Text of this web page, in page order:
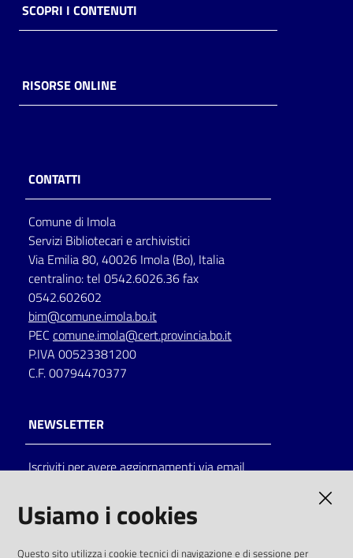
SCOPRI I CONTENUTI
RISORSE ONLINE
CONTATTI
Comune di Imola
Servizi Bibliotecari e archivistici
Via Emilia 80, 40026 Imola (Bo), Italia
centralino: tel 0542.6026.36 fax
0542.602602
bim@comune.imola.bo.it
PEC comune.imola@cert.provincia.bo.it
P.IVA 00523381200
C.F. 00794470377
NEWSLETTER
Iscriviti per avere aggiornamenti via email
Usiamo i cookies
Questo sito utilizza i cookie tecnici di navigazione e di sessione per